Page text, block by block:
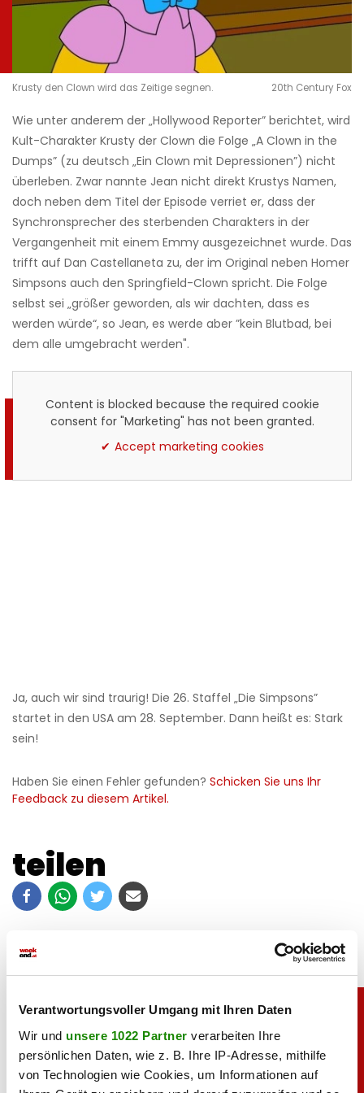
Verantwortungsvoller Umgang mit Ihren Daten
Wir und unsere 1022 Partner verarbeiten Ihre
persönlichen Daten, wie z. B. Ihre IP-Adresse, mithilfe
von Technologien wie Cookies, um Informationen auf
Krusty den Clown wird das Zeitige segnen. 20th Century Fox
Wie unter anderem der „Hollywood Reporter” berichtet, wird
Kult-Charakter Krusty der Clown die Folge „A Clown in the
Dumps” (zu deutsch „Ein Clown mit Depressionen”) nicht
überleben. Zwar nannte Jean nicht direkt Krustys Namen,
doch neben dem Titel der Episode verriet er, dass der
Synchronsprecher des sterbenden Charakters in der
Vergangenheit mit einem Emmy ausgezeichnet wurde. Das
trifft auf Dan Castellaneta zu, der im Original neben Homer
Simpsons auch den Springfield-Clown spricht. Die Folge
selbst sei „größer geworden, als wir dachten, dass es
werden würde“, so Jean, es werde aber ”kein Blutbad, bei
dem alle umgebracht werden".
Content is blocked because the required cookie
consent for "Marketing" has not been granted.
Accept marketing cookies
Ja, auch wir sind traurig! Die 26. Staffel „Die Simpsons”
startet in den USA am 28. September. Dann heißt es: Stark
sein!
Haben Sie einen Fehler gefunden? Schicken Sie uns Ihr
Feedback zu diesem Artikel.
teilen